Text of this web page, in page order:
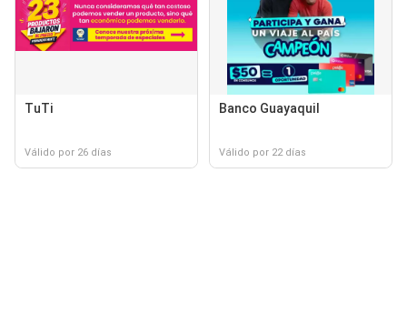
TuTi
Válido por 26 días
Banco Guayaquil
Válido por 22 días